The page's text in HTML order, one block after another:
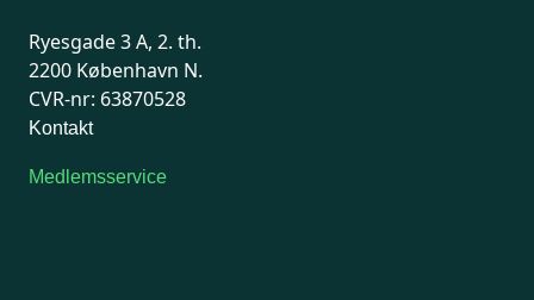
Ryesgade 3 A, 2. th.
2200 København N.
CVR-nr: 63870528
Kontakt
Medlemsservice